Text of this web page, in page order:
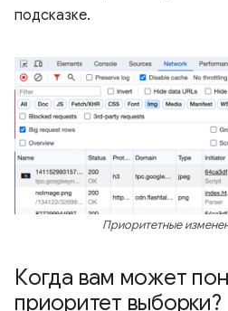
подсказке.
Приоритетные
Когда вам может
приоритет выборки?